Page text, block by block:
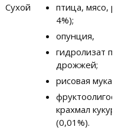
Сухой
птица, мясо,
4%);
опунция,
гидролизат
дрожжей;
рисовая мука,
крахмал
(0,01%).